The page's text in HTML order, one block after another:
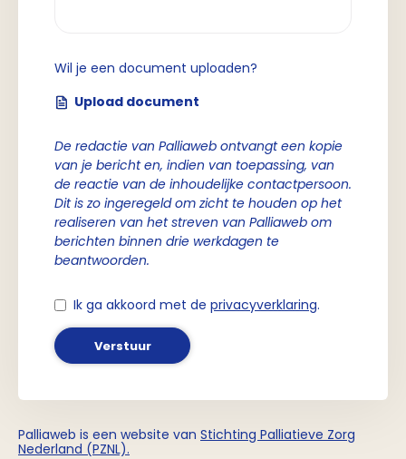
Wil je een document uploaden?
Upload document
De redactie van Palliaweb ontvangt een kopie
van je bericht en, indien van toepassing, van
de reactie van de inhoudelijke contactpersoon.
Dit is zo ingeregeld om zicht te houden op het
realiseren van het streven van Palliaweb om
berichten binnen drie werkdagen te
beantwoorden.
Ik ga akkoord met de privacyverklaring.
Verstuur
Palliaweb is een website van Stichting Palliatieve Zorg
Nederland (PZNL).